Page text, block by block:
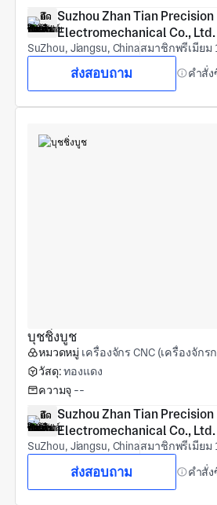
Suzhou Zhan Tian Precision
Electromechanical Co., Ltd.
SuZhou, Jiangsu, Chinaสมาชิกพรีเมียม
ส่งสอบถาม คำสั่
บุชชิ่งบูช
หมวดหมู่ เครื่องจักร CNC (เครื่องจักร
วัสดุ: ทองแดง
ความจุ --
Suzhou Zhan Tian Precision
Electromechanical Co., Ltd.
SuZhou, Jiangsu, Chinaสมาชิกพรีเมียม
ส่งสอบถาม คำสั่